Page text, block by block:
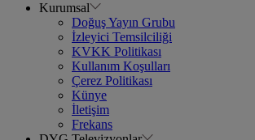
Kurumsal
Doğuş Yayın Grubu
İzleyici Temsilciliği
KVKK Politikası
Kullanım Koşulları
Çerez Politikası
Künye
İletişim
Frekans